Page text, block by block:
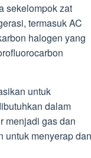
sekelompok zat
termasuk AC
halogen yang
untuk
dalam
menjadi gas dan
untuk menyerap dan